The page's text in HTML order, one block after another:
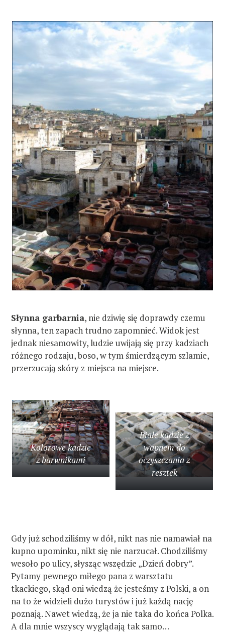
Słynna garbarnia, nie dziwię się doprawdy czemu
słynna, ten zapach trudno zapomnieć. Widok jest
jednak niesamowity, ludzie uwijają się przy kadziach
różnego rodzaju, boso, w tym śmierdzącym szlamie,
przerzucają skóry z miejsca na miejsce.
Kolorowe kadzie
z barwnikami
Białe kadzie z
wapnem do
oczyszczania z
resztek
Gdy już schodziliśmy w dół, nikt nas nie namawiał na
kupno upominku, nikt się nie narzucał. Chodziliśmy
wesoło po ulicy, słysząc wszędzie „Dzień dobry”.
Pytamy pewnego miłego pana z warsztatu
tkackiego, skąd oni wiedzą że jesteśmy z Polski, a on
na to że widzieli dużo turystów i już każdą nację
poznają. Nawet wiedzą, że ja nie taka do końca Polka.
A dla mnie wszyscy wyglądają tak samo…
W